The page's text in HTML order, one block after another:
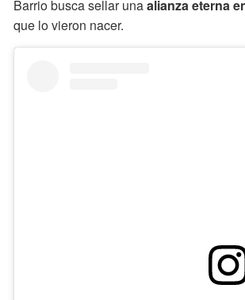
Barrio busca sellar unaalianza eterna
que lo vieron nacer.